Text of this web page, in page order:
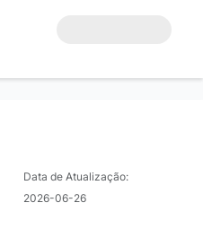
Data de Atualização:
2026-06-26